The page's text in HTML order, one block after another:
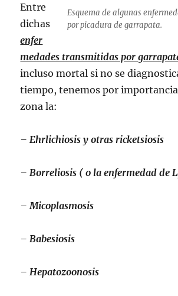
Esquema de algunas
por picadura de garrapata.
Entre
dichas
enfer
medades transmitidas por
incluso mortal si no se
tiempo, tenemos por
zona la:
– Ehrlichiosis y otras ricketsiosis
– Borreliosis ( o la enfermedad de
– Micoplasmosis
– Babesiosis
– Hepatozoonosis